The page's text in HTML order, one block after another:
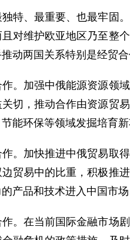
、最重要、也最牢固。
对维护欧亚地区乃至整
动两国关系特别是经贸
加强中俄能源资源领域
切，推动合作由资源贸
能环保等领域发掘培育
加快推进中俄贸易取得
贸易中的比重，积极推
产品和技术进入中国市
在当前国际金融市场剧